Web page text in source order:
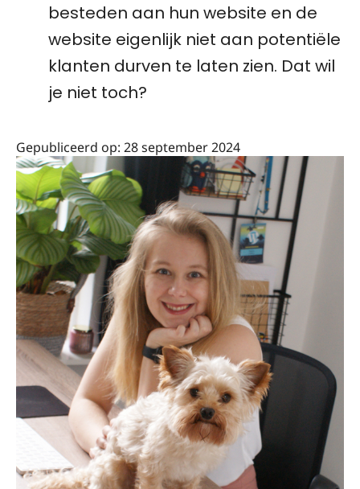
Gepubliceerd op: 28 september 2024
besteden aan hun website en de
website eigenlijk niet aan potentiële
klanten durven te laten zien. Dat wil
je niet toch?